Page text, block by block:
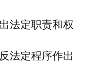
法定职责和权
法定程序作出